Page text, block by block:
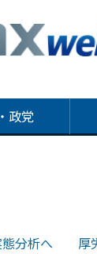
政党
態分析へ 厚